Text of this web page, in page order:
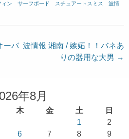
ィン サーフボード スチュアートスミス
波情
ーバ 波情報 湘南 / 嫉妬！！バネあ
りの器用な大男 →
年8月
木 金 土
日
1
2
6 7 8
9